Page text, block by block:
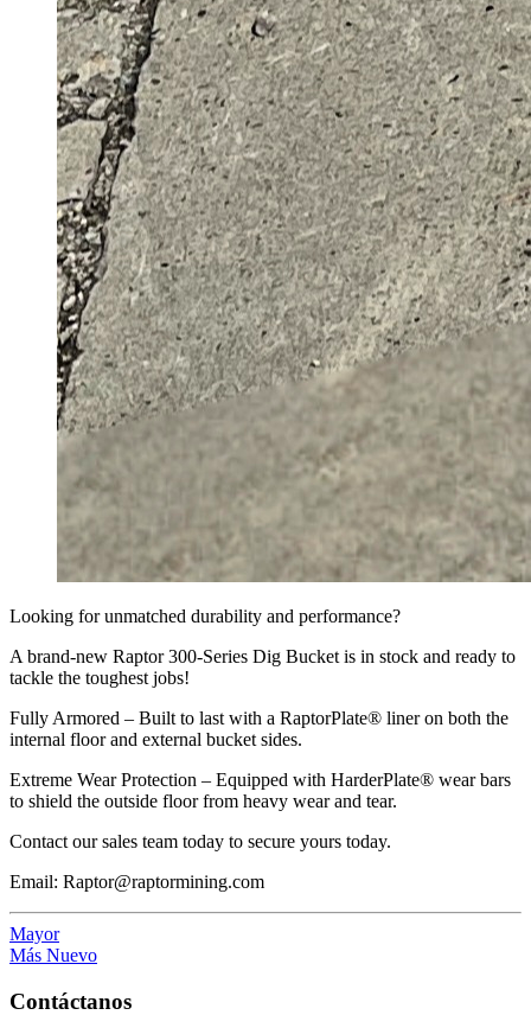
Looking for unmatched durability and performance?
A brand-new Raptor 300-Series Dig Bucket is in stock and ready to
tackle the toughest jobs!
Fully Armored – Built to last with a RaptorPlate® liner on both the
internal floor and external bucket sides.
Extreme Wear Protection – Equipped with HarderPlate® wear bars
to shield the outside floor from heavy wear and tear.
Contact our sales team today to secure yours today.
Email: Raptor@raptormining.com
Mayor
Más Nuevo
Contáctanos